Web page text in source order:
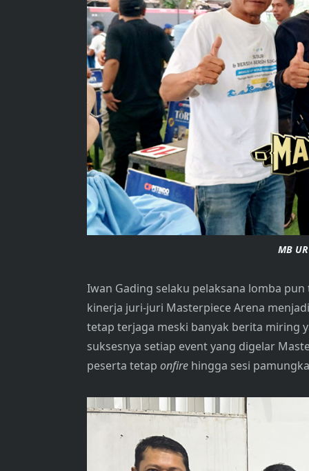
MB
Iwan Gading selaku pelaksana lomba
kinerja juri-juri Masterpiece Arena
tetap terjaga meski banyak berita miring
suksesnya setiap event yang digelar
peserta tetap onfire hingga sesi